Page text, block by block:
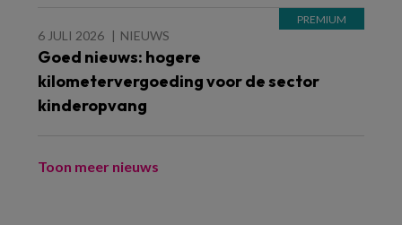
6 JULI 2026 NIEUWS
Goed nieuws: hogere
kilometervergoeding voor de sector
kinderopvang
Toon meer nieuws